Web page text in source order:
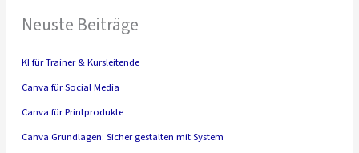
Neuste Beiträge
KI für Trainer & Kursleitende
Canva für Social Media
Canva für Printprodukte
Canva Grundlagen: Sicher gestalten mit System